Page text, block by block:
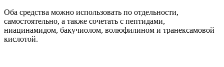
Оба средства можно использовать по отдельности,
самостоятельно, а также сочетать с пептидами,
ниацинамидом, бакучиолом, волюфилином и транексамовой
кислотой.